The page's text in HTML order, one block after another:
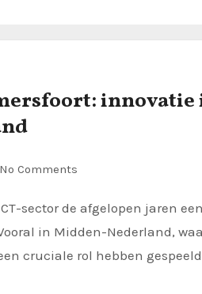
innovatie
No Comments
in Midden-Nederland,
cruciale rol hebben